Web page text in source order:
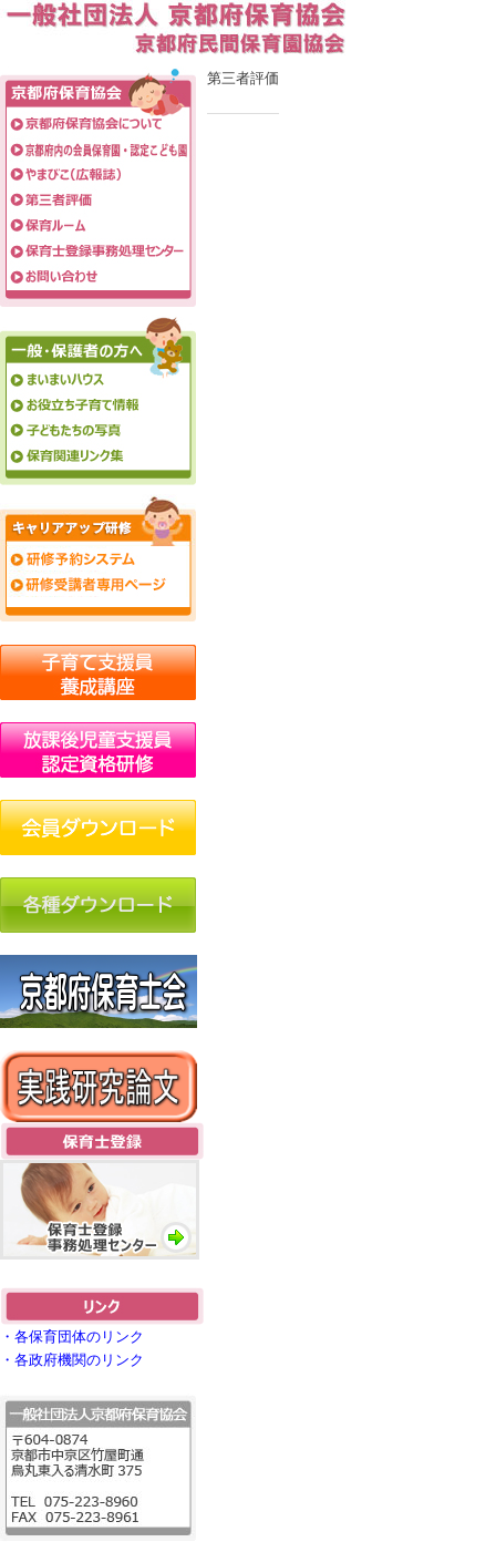
・各保育団体のリンク
・各政府機関のリンク
第三者評価